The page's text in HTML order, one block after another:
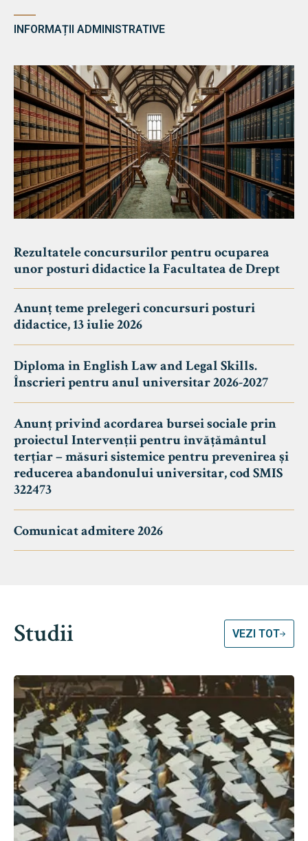
INFORMAȚII ADMINISTRATIVE
Rezultatele concursurilor pentru ocuparea
unor posturi didactice la Facultatea de Drept
Anunț teme prelegeri concursuri posturi
didactice, 13 iulie 2026
Diploma in English Law and Legal Skills.
Înscrieri pentru anul universitar 2026-2027
Anunț privind acordarea bursei sociale prin
proiectul Intervenții pentru învățământul
terțiar – măsuri sistemice pentru prevenirea și
reducerea abandonului universitar, cod SMIS
322473
Comunicat admitere 2026
Studii VEZI TOT